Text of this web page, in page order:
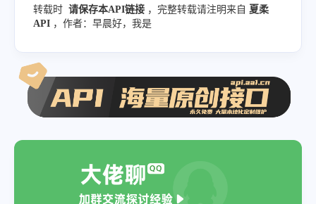
"weiyu" : "【微语】只要你的心是晴的，人
"在这里，每天60秒读懂世界！",
"1月31日，农历正月初十，星期二！"
,
"3、山西兰花集团莒山煤矿27日发生透水事
转载时 请保存本API链接 ，完整转载请注明来自 夏柔
API ，作者：早晨好，我是